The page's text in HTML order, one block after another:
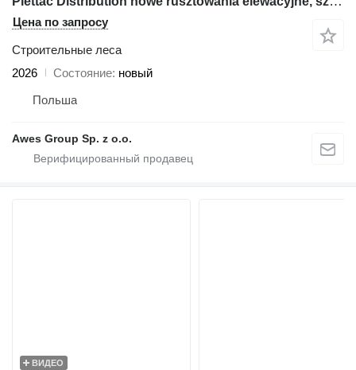
Цена по запросу
Строительные леса
2026
Состояние новый
Польша
Awes Group Sp. z o.o.
ВИДЕО